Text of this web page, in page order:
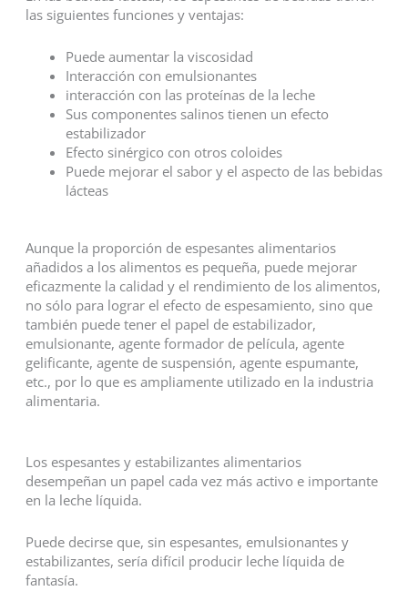
las siguientes funciones y ventajas:
Puede aumentar la viscosidad
Interacción con emulsionantes
interacción con las proteínas de la leche
Sus componentes salinos tienen un efecto
estabilizador
Efecto sinérgico con otros coloides
Puede mejorar el sabor y el aspecto de las bebidas
lácteas
Aunque la proporción de espesantes alimentarios
añadidos a los alimentos es pequeña, puede mejorar
eficazmente la calidad y el rendimiento de los alimentos,
no sólo para lograr el efecto de espesamiento, sino que
también puede tener el papel de estabilizador,
emulsionante, agente formador de película, agente
gelificante, agente de suspensión, agente espumante,
etc., por lo que es ampliamente utilizado en la industria
alimentaria.
Los espesantes y estabilizantes alimentarios
desempeñan un papel cada vez más activo e importante
en la leche líquida.
Puede decirse que, sin espesantes, emulsionantes y
estabilizantes, sería difícil producir leche líquida de
fantasía.